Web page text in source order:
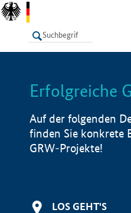
LISTE
Erfolgreiche
Auf der folgenden
finden Sie konkrete
GRW-Projekte!
LOS GEHT'S